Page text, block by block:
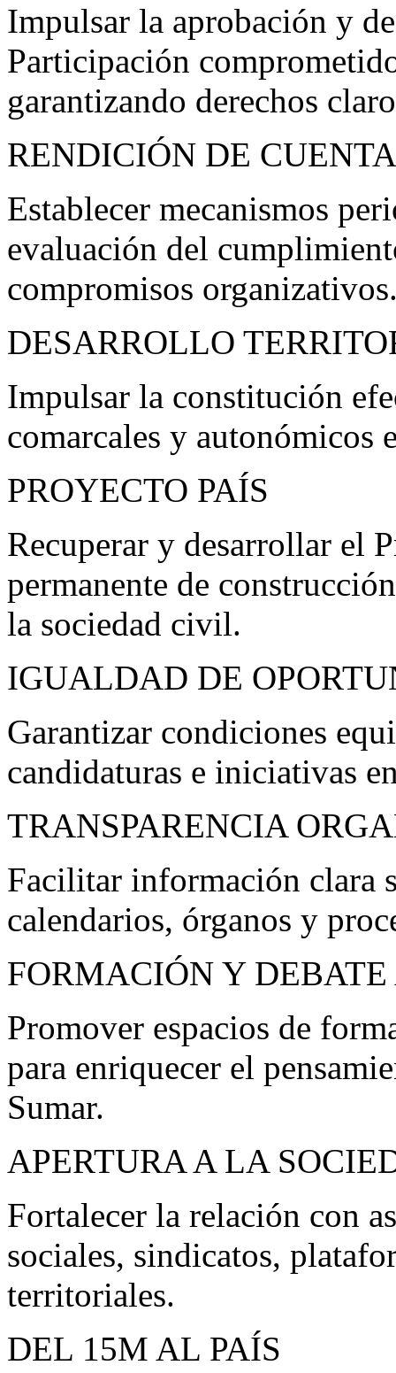
Impulsar la aprobación y
Participación
garantizando derechos
RENDICIÓN DE
Establecer mecanismos
evaluación del
compromisos
DESARROLLO
Impulsar la constitución
comarcales y autonómicos
PROYECTO PAÍS
Recuperar y desarrollar el
permanente de
la sociedad civil.
IGUALDAD DE
Garantizar condiciones
candidaturas e iniciativas
TRANSPARENCIA
Facilitar información clara
calendarios, órganos y
FORMACIÓN Y
Promover espacios de
para enriquecer el
Sumar.
APERTURA A LA
Fortalecer la relación con
sociales, sindicatos,
territoriales.
DEL 15M AL PAÍS